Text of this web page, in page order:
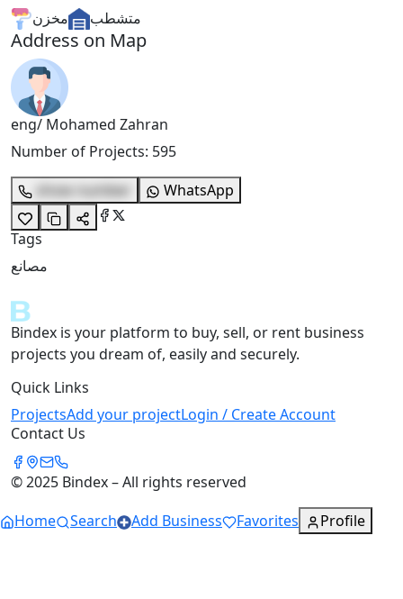
متشطب مخزن
Address on Map
eng/ Mohamed Zahran
Number of Projects: 595
show number
WhatsApp
Tags
مصانع
Bindex is your platform to buy, sell, or rent business
projects you dream of, easily and securely.
Quick Links
ProjectsAdd your projectLogin / Create Account
Contact Us
© 2025 Bindex – All rights reserved
Home
Search Add Business Favorites Profile